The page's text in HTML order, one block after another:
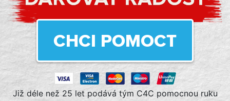
CHCI POMOCT
Již déle než 25 let podává tým C4C pomocnou ruku